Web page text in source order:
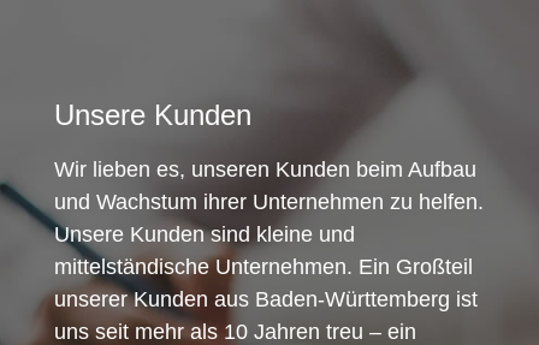
Unsere Kunden
Wir lieben es, unseren Kunden beim Aufbau
und Wachstum ihrer Unternehmen zu helfen.
Unsere Kunden sind kleine und
mittelständische Unternehmen. Ein Großteil
unserer Kunden aus Baden-Württemberg ist
uns seit mehr als 10 Jahren treu – ein